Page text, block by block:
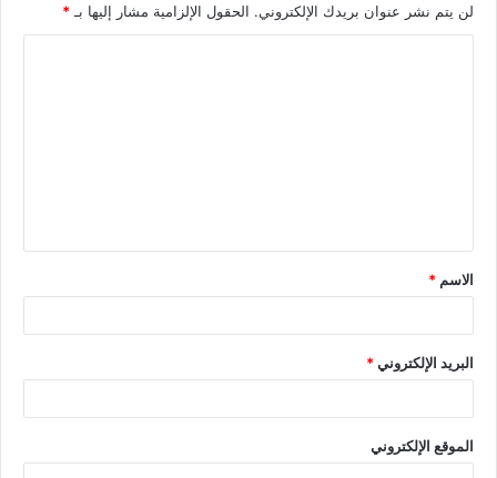
لن يتم نشر عنوان بريدك الإلكتروني. الحقول الإلزامية مشار إليها بـ *
الاسم *
البريد الإلكتروني*
الموقع الإلكتروني